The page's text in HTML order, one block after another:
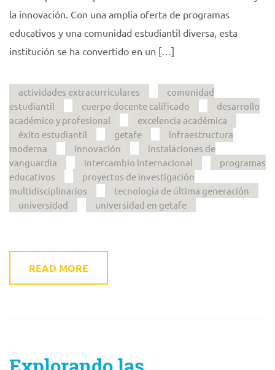
la innovación. Con una amplia oferta de programas
educativos y una comunidad estudiantil diversa, esta
institución se ha convertido en un […]
actividades extracurriculares
comunidad
estudiantil
cuerpo docente calificado
desarrollo
académico y profesional
excelencia académica
éxito estudiantil
getafe
infraestructura
moderna
innovación
instalaciones de
vanguardia
intercambio internacional
programas
educativos
proyectos de investigación
multidisciplinarios
tecnología de última generación
universidad
universidad en getafe
READ MORE